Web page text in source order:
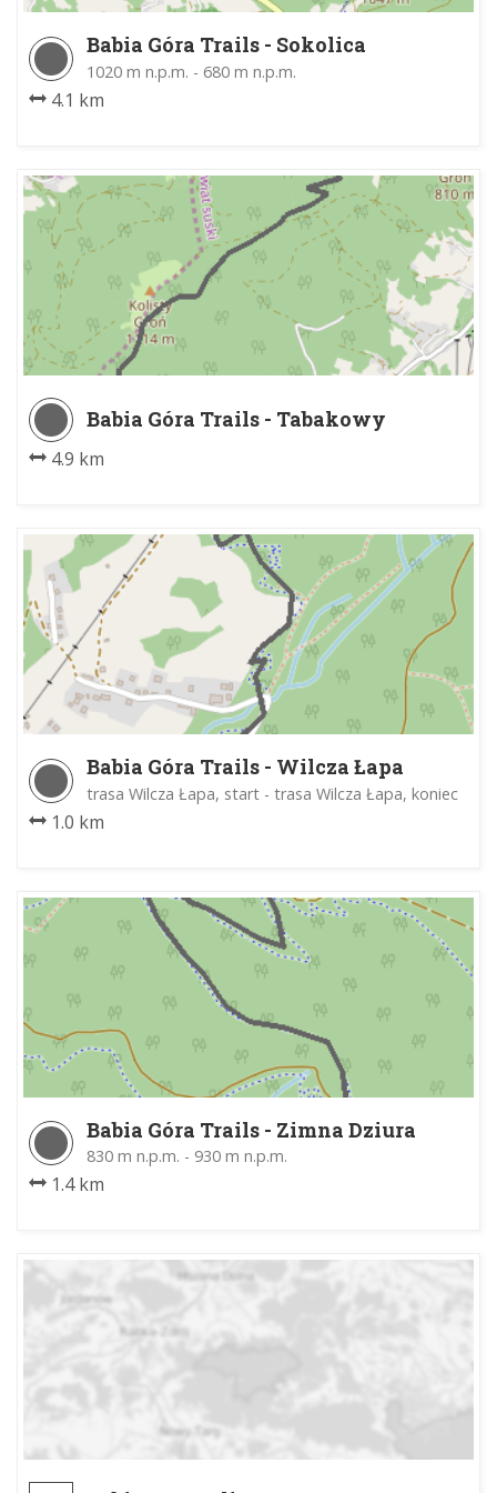
Babia Góra Trails - Sokolica
1020 m n.p.m. - 680 m n.p.m.
4.1 km
Babia Góra Trails - Tabakowy
4.9 km
Babia Góra Trails - Wilcza Łapa
trasa Wilcza Łapa, start - trasa Wilcza Łapa, koniec
1.0 km
Babia Góra Trails - Zimna Dziura
830 m n.p.m. - 930 m n.p.m.
1.4 km